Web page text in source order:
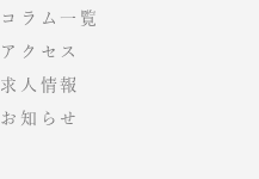
コラム一覧
アクセス
求人情報
お知らせ